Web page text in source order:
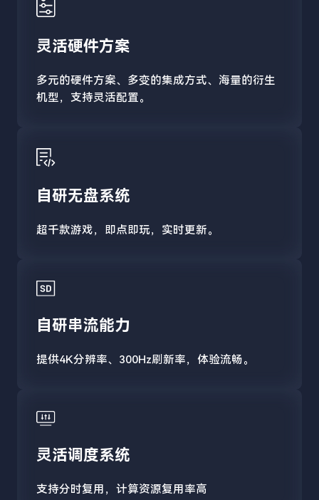
灵活硬件方案
多元的硬件方案、多变的集成方式、海量的衍生
机型，支持灵活配置。
自研无盘系统
超千款游戏，即点即玩，实时更新。
自研串流能力
提供4K分辨率、300Hz刷新率，体验流畅。
灵活调度系统
支持分时复用，计算资源复用率高